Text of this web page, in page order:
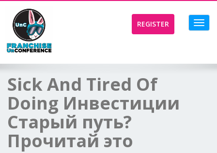
REGISTER
Sick And Tired Of
Doing Инвестиции
Старый путь?
Прочитай это